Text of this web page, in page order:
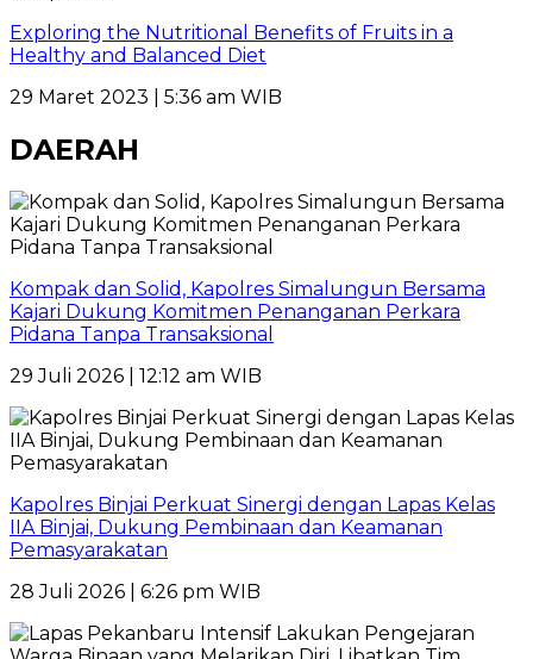
Exploring the Nutritional Benefits of Fruits in a
Healthy and Balanced Diet
29 Maret 2023 | 5:36 am WIB
DAERAH
Kompak dan Solid, Kapolres Simalungun Bersama
Kajari Dukung Komitmen Penanganan Perkara
Pidana Tanpa Transaksional
29 Juli 2026 | 12:12 am WIB
Kapolres Binjai Perkuat Sinergi dengan Lapas Kelas
IIA Binjai, Dukung Pembinaan dan Keamanan
Pemasyarakatan
28 Juli 2026 | 6:26 pm WIB